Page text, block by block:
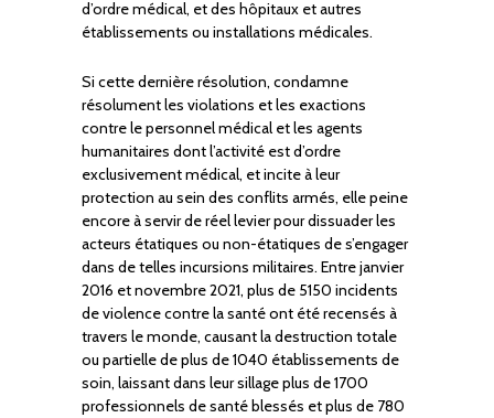
d’ordre médical, et des hôpitaux et autres
établissements ou installations médicales.
Si cette dernière résolution, condamne
résolument les violations et les exactions
contre le personnel médical et les agents
humanitaires dont l’activité est d’ordre
exclusivement médical, et incite à leur
protection au sein des conflits armés, elle peine
encore à servir de réel levier pour dissuader les
acteurs étatiques ou non-étatiques de s’engager
dans de telles incursions militaires. Entre janvier
2016 et novembre 2021, plus de 5150 incidents
de violence contre la santé ont été recensés à
travers le monde, causant la destruction totale
ou partielle de plus de 1040 établissements de
soin, laissant dans leur sillage plus de 1700
professionnels de santé blessés et plus de 780